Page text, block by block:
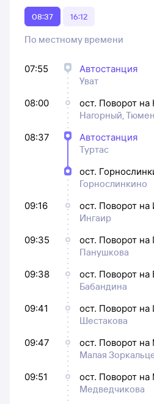
08:37 16:12
По местному времени
07:55
Автостанция
Уват
08:00
ост. Поворот на
Нагорный,
08:37
Автостанция
Туртас
ост.
Горнослинкино
09:16
ост. Поворот на
Ингаир
09:35
ост. Поворот
Панушкова
09:38
ост. Поворот на
Бабандина
09:41
ост. Поворот на
Шестакова
09:47
ост. Поворот
Малая
09:51
ост. Поворот
Медведчикова